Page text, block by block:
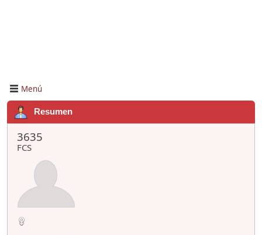
Menú
Resumen
3635
FCS